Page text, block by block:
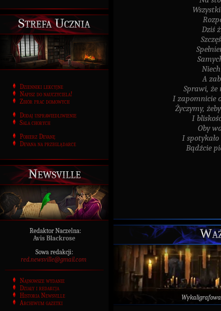
Strefa Ucznia
Dzienniki lekcyjne
Napisz do nauczyciela!
Zbiór prac domowych
Dodaj usprawiedliwienie
Sala chorych
Pobierz Devanę
Devana na przeglądarce
Newsville
Redaktor Naczelna:
Avis Blackrose
Sowa redakcji:
red.newsville@gmail.com
Najnowsze wydanie
Działy i redakcja
Historia Newsville
Archiwum gazetki
Dziś
A
Sprawi, że
I zapomnicie
Życzymy,
I
Oby
I
Bądźcie